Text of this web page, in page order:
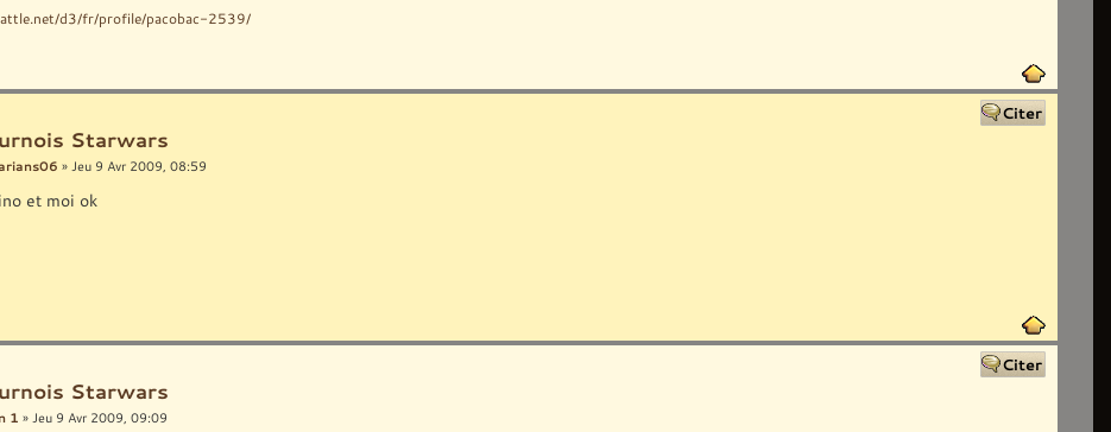
d3/fr/profile/pacobac-2539/
Starwars
» Jeu 9 Avr 2009, 08:59
et moi ok
Starwars
1 » Jeu 9 Avr 2009, 09:09